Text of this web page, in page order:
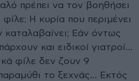
πρέπει να τον βοηθήσει
φίλε; Η κυρία που περιμένει
καταλαβαίνει; Εάν όντως
και ειδικοί γιατροί...
φίλε δεν ζουν 9
το ξεχνάς... Εκτός